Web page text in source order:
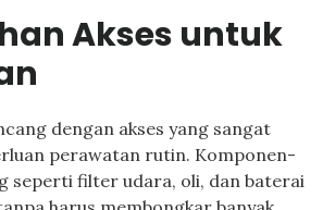
Akses untuk
dengan akses yang sangat
perawatan rutin. Komponen-
seperti filter udara, oli, dan baterai